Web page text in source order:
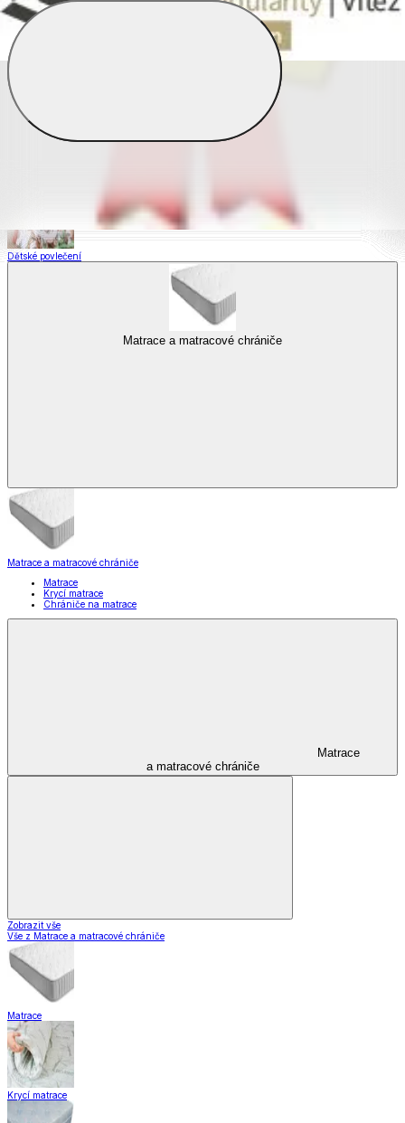
Saténové povlečení
Povlečení s fototiskem
Dětské povlečení
Matrace a matracové chrániče
Matrace a matracové chrániče
Matrace
Krycí matrace
Chrániče na matrace
Matrace
a matracové chrániče
Zobrazit vše
Vše z Matrace a matracové chrániče
Matrace
Krycí matrace